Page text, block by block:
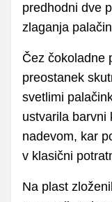
predhodni dve
zlaganja
Čez čokoladne
preostanek
svetlimi
ustvarila barvni
nadevom, kar
v klasični
Na plast